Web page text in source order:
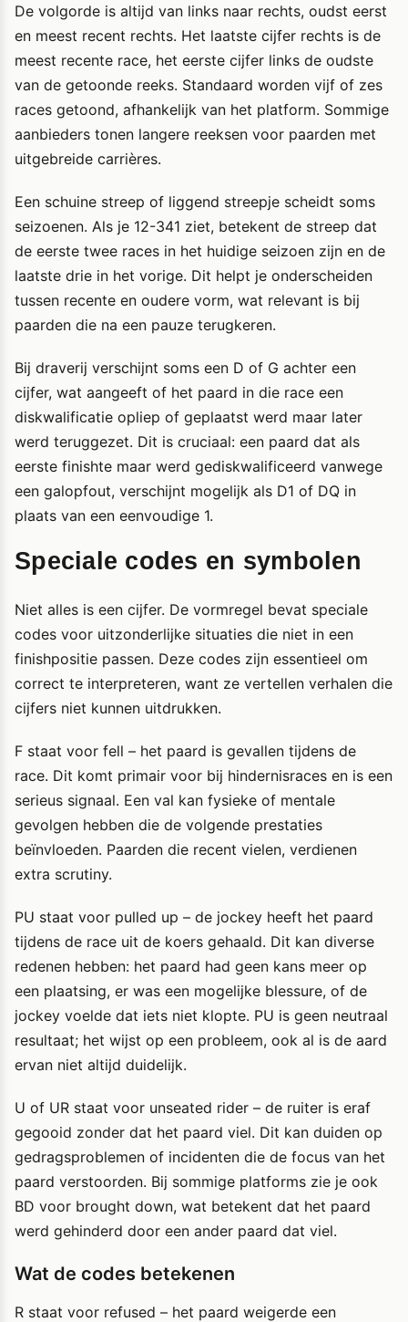
De volgorde is altijd van links naar rechts, oudst eerst
en meest recent rechts. Het laatste cijfer rechts is de
meest recente race, het eerste cijfer links de oudste
van de getoonde reeks. Standaard worden vijf of zes
races getoond, afhankelijk van het platform. Sommige
aanbieders tonen langere reeksen voor paarden met
uitgebreide carrières.
Een schuine streep of liggend streepje scheidt soms
seizoenen. Als je 12-341 ziet, betekent de streep dat
de eerste twee races in het huidige seizoen zijn en de
laatste drie in het vorige. Dit helpt je onderscheiden
tussen recente en oudere vorm, wat relevant is bij
paarden die na een pauze terugkeren.
Bij draverij verschijnt soms een D of G achter een
cijfer, wat aangeeft of het paard in die race een
diskwalificatie opliep of geplaatst werd maar later
werd teruggezet. Dit is cruciaal: een paard dat als
eerste finishte maar werd gediskwalificeerd vanwege
een galopfout, verschijnt mogelijk als D1 of DQ in
plaats van een eenvoudige 1.
Speciale codes en symbolen
Niet alles is een cijfer. De vormregel bevat speciale
codes voor uitzonderlijke situaties die niet in een
finishpositie passen. Deze codes zijn essentieel om
correct te interpreteren, want ze vertellen verhalen die
cijfers niet kunnen uitdrukken.
F staat voor fell – het paard is gevallen tijdens de
race. Dit komt primair voor bij hindernisraces en is een
serieus signaal. Een val kan fysieke of mentale
gevolgen hebben die de volgende prestaties
beïnvloeden. Paarden die recent vielen, verdienen
extra scrutiny.
PU staat voor pulled up – de jockey heeft het paard
tijdens de race uit de koers gehaald. Dit kan diverse
redenen hebben: het paard had geen kans meer op
een plaatsing, er was een mogelijke blessure, of de
jockey voelde dat iets niet klopte. PU is geen neutraal
resultaat; het wijst op een probleem, ook al is de aard
ervan niet altijd duidelijk.
U of UR staat voor unseated rider – de ruiter is eraf
gegooid zonder dat het paard viel. Dit kan duiden op
gedragsproblemen of incidenten die de focus van het
paard verstoorden. Bij sommige platforms zie je ook
BD voor brought down, wat betekent dat het paard
werd gehinderd door een ander paard dat viel.
Wat de codes betekenen
R staat voor refused – het paard weigerde een